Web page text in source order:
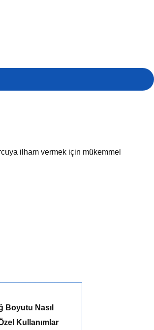
ilham vermek için mükemmel
Boyutu Nasıl
Kullanımlar